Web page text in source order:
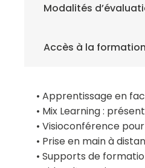
Modalités
Accès à la formation
• Apprentissage en
• Mix Learning :
• Visioconférence
• Prise en main à
• Supports de